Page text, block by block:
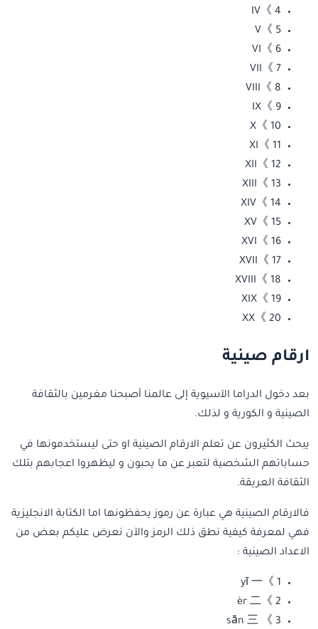
4 》IV
5 》V
6 》VI
7 》VII
8 》VIII
9 》IX
10 》X
11 》XI
12 》XII
13 》XIII
14 》XIV
15 》XV
16 》XVI
17 》XVII
18 》XVIII
19 》XIX
20 》XX
ارقام صينية
بعد دخول الدراما الآسيوية إلى عالمنا أصبحنا مغرمين بالثقافة
الصينية و الكورية و لذلك.
يبحث الكثيرون عن تعلم الارقام الصينية او حتى ليستخدمونها في
حساباتهم الشخصية لتعبر عن ما يحبون و ليظهروا اعجابهم بتلك
الثقافة العريقة.
فالارقام الصينية هي عبارة عن رموز يحفظونها اما الكتابة الانجليزية
فهي لمعرفة كيفية نطق ذلك الرمز والآن نعرض عليكم بعض من
الاعداد الصينية :
1 》yī 一
2 》èr 二
3 》 sān 三